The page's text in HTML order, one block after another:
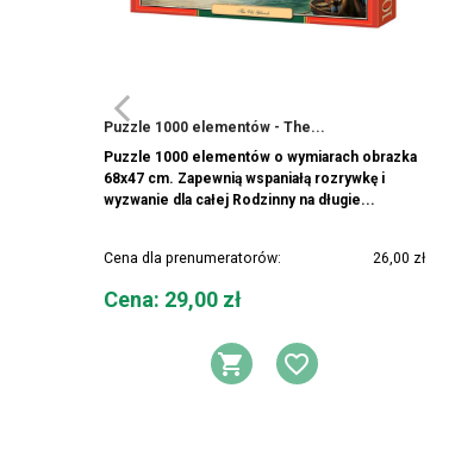
Puzzle 1000 elementów - The...
Puzzle 1000 elementów o wymiarach obrazka
68x47 cm. Zapewnią wspaniałą rozrywkę i
wyzwanie dla całej Rodzinny na długie...
Cena dla prenumeratorów: 26,00 zł
Cena
Cena: 29,00 zł
DODAJ DO
DODAJ